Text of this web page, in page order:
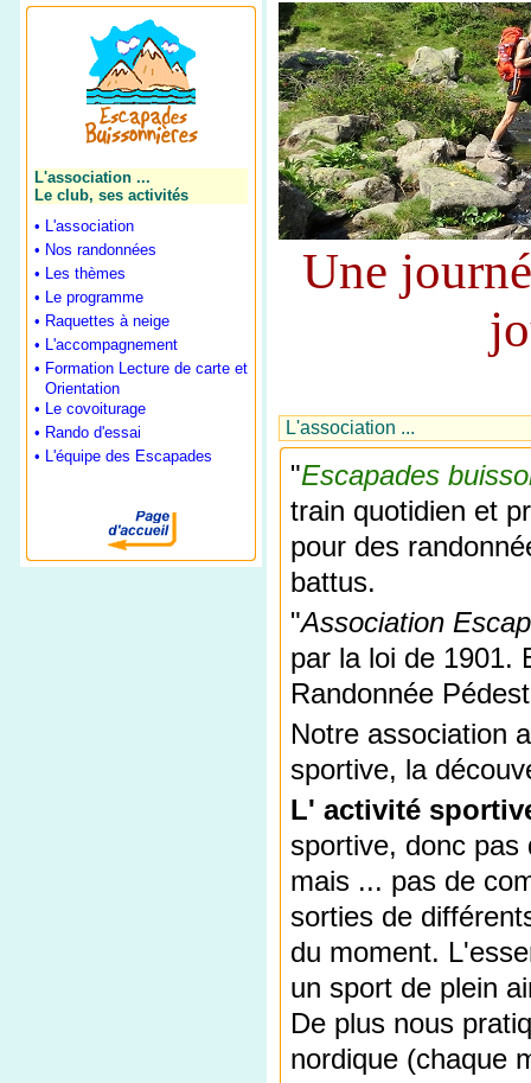
L'association ...
Le club, ses activités
• L'association
• Nos randonnées
• Les thèmes
• Le programme
• Raquettes à neige
• L'accompagnement
• Formation Lecture de carte et
Orientation
• Le covoiturage
• Rando d'essai
• L'équipe des Escapades
Une
L'association ...
"Escapades
train quotidien et
pour des
battus.
"Association
par la loi de 1901.
Randonnée
Notre association
sportive, la
L' activité
sportive, donc pas
mais ... pas de
sorties de
du moment.
un sport de plein
De plus nous
nordique (chaque